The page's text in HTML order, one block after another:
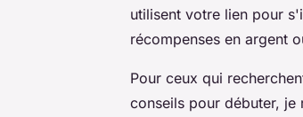
utilisent votre lien pour
récompenses en argent
Pour ceux qui
conseils pour débuter, je